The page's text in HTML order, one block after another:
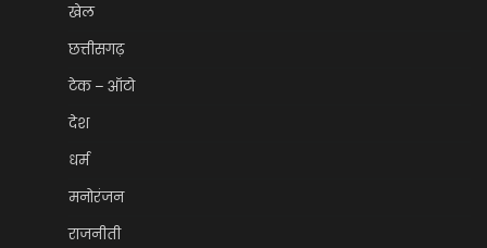
खेल
छत्तीसगढ़
टेक – ऑटो
देश
धर्म
मनोरंजन
राजनीती